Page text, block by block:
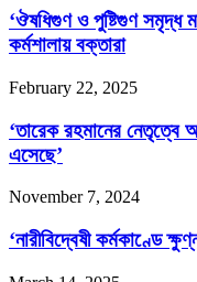
‘ঔষধিগুণ ও পুষ্টিগুণ সমৃদ্ধ
কর্মশালায় বক্তারা
February 22, 2025
‘তারেক রহমানের নেতৃত্বে
এসেছে’
November 7, 2024
‘নারীবিদ্বেষী কর্মকাণ্ডে